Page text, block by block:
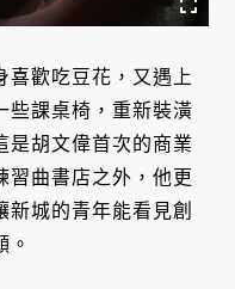
喜歡吃豆花，又遇上
些課桌椅，重新裝潢
是胡文偉首次的商業
習曲書店之外，他更
城的青年能看見創
。